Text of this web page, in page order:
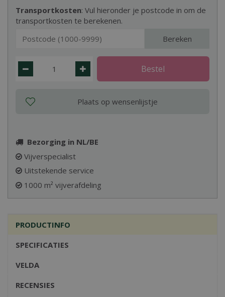
Transportkosten: Vul hieronder je postcode in om de
transportkosten te berekenen.
Bereken
Bezorging in NL/BE
Vijverspecialist
Uitstekende service
1000 m² vijverafdeling
PRODUCTINFO
SPECIFICATIES
VELDA
RECENSIES